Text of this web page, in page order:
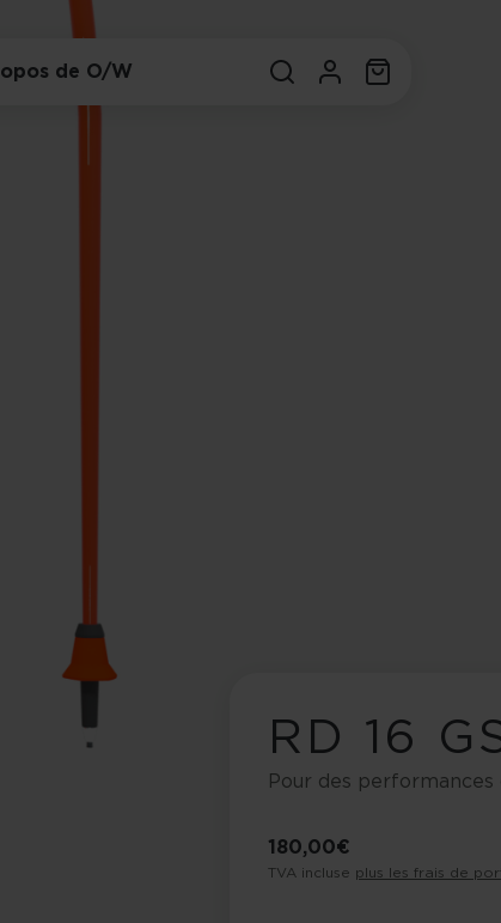
de O/W
RD 16
Pour des
180,00 €
TVA incluse plus les frais de